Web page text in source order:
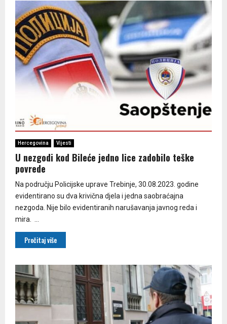
Hercegovina Vijesti
U nezgodi kod Bileće jedno lice zadobilo teške
povrede
Na području Policijske uprave Trebinje, 30.08.2023. godine
evidentirano su dva krivična djela i jedna saobraćajna
nezgoda. Nije bilo evidentiranih narušavanja javnog reda i
mira. ...
Pročitaj više